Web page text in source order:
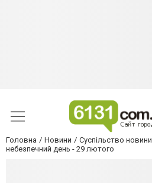
Головна Новини Суспільство новини
небезпечний день - 29 лютого